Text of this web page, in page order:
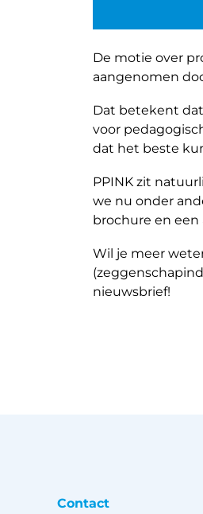
De motie over
aangenomen
Dat betekent
voor
dat het beste
PPINK zit
we nu onder
brochure en een
Wil je meer
nieuwsbrief!
Contact